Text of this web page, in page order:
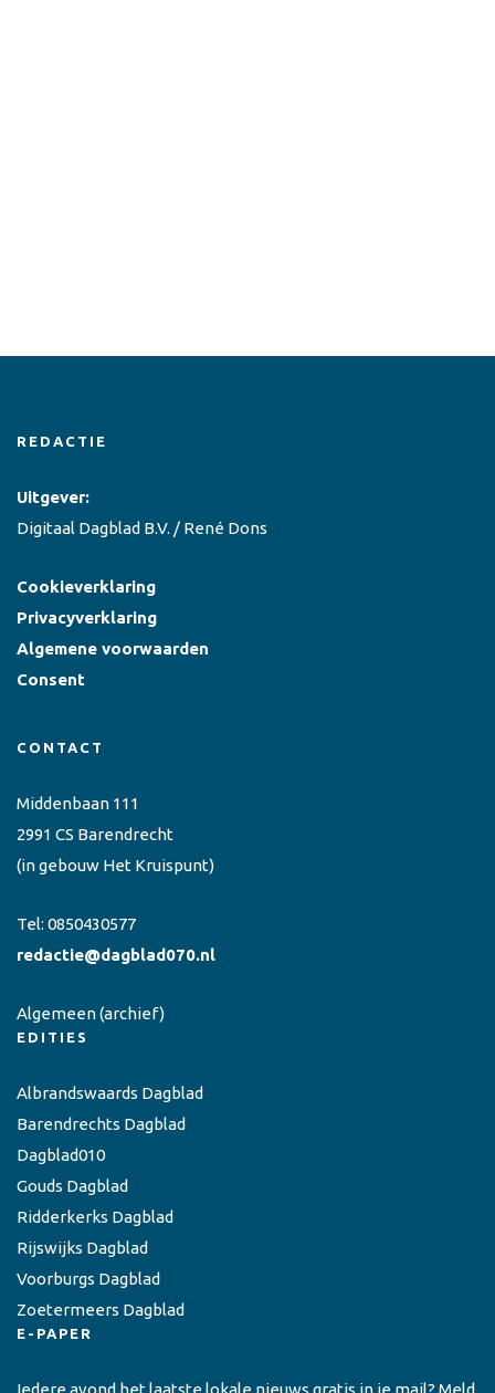
REDACTIE
Uitgever:
Digitaal Dagblad B.V. / René Dons
Cookieverklaring
Privacyverklaring
Algemene voorwaarden
Consent
CONTACT
Middenbaan 111
2991 CS Barendrecht
(in gebouw Het Kruispunt)
Tel: 0850430577
redactie@dagblad070.nl
Algemeen(archief)
EDITIES
Albrandswaards Dagblad
Barendrechts Dagblad
Dagblad010
Gouds Dagblad
Ridderkerks Dagblad
Rijswijks Dagblad
Voorburgs Dagblad
Zoetermeers Dagblad
E-PAPER
Iedere avond het laatste lokale nieuws gratis in je mail? Meld